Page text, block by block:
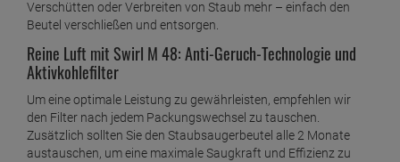
Verschütten oder Verbreiten von Staub mehr – einfach den
Beutel verschließen und entsorgen.
Reine Luft mit Swirl M 48: Anti-Geruch-Technologie und
Aktivkohlefilter
Um eine optimale Leistung zu gewährleisten, empfehlen wir
den Filter nach jedem Packungswechsel zu tauschen.
Zusätzlich sollten Sie den Staubsaugerbeutel alle 2 Monate
austauschen, um eine maximale Saugkraft und Effizienz zu